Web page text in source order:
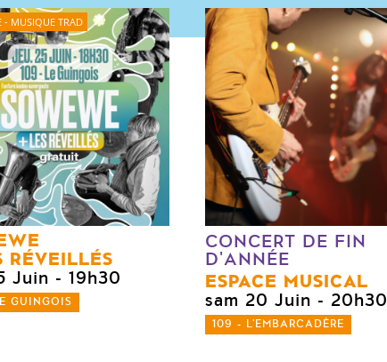
- MUSIQUE TRAD
RÉVEILLÉS
Juin - 19h30
GUINGOIS
CONCERT DE FIN
D'ANNÉE
ESPACE MUSICAL
sam 20 Juin - 20h30
109 - L'EMBARCADÈRE